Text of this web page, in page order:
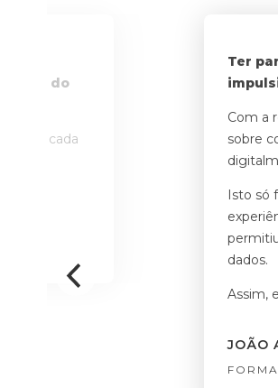
Ter
Com a
sobre
Isto só
dados.
Assim,
JOÃO
do
em cada